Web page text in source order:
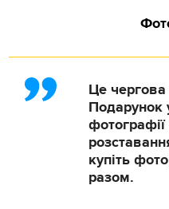
Це
Подарунок
купіть
разом.